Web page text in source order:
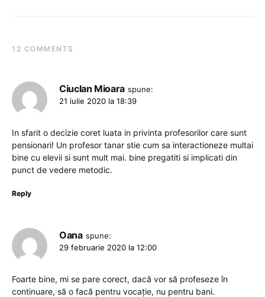
12 COMMENTS
Ciuclan Mioara spune:
21 iulie 2020 la 18:39
In sfarit o decizie coret luata in privinta profesorilor care sunt
pensionari! Un profesor tanar stie cum sa interactioneze multai
bine cu elevii si sunt mult mai. bine pregatiti si implicati din
punct de vedere metodic.
Reply
Oana spune:
29 februarie 2020 la 12:00
Foarte bine, mi se pare corect, dacă vor să profeseze în
continuare, să o facă pentru vocație, nu pentru bani.